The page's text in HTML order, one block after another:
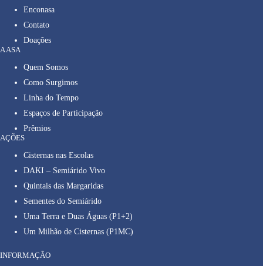
Enconasa
Contato
Doações
A ASA
Quem Somos
Como Surgimos
Linha do Tempo
Espaços de Participação
Prêmios
AÇÕES
Cisternas nas Escolas
DAKI – Semiárido Vivo
Quintais das Margaridas
Sementes do Semiárido
Uma Terra e Duas Águas (P1+2)
Um Milhão de Cisternas (P1MC)
INFORMAÇÃO